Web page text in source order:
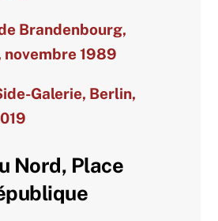
Brandenbourg,
novembre 1989
Galerie, Berlin,
Nord, Place